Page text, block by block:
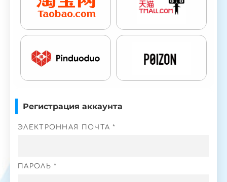
Регистрация аккаунта
ЭЛЕКТРОННАЯ ПОЧТА *
ПАРОЛЬ *